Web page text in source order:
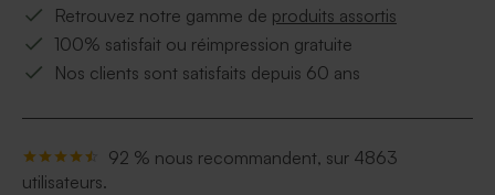
Retrouvez notre gamme de produits assortis
100% satisfait ou réimpression gratuite
Nos clients sont satisfaits depuis 60 ans
92 % nous recommandent, sur 4863
utilisateurs.